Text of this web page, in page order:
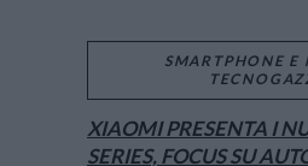
SMARTPHONE E
XIAOMI PRESENTA I
SERIES, FOCUS SU